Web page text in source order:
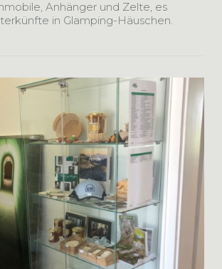
Anhänger und Zelte, es
in Glamping-Häuschen.